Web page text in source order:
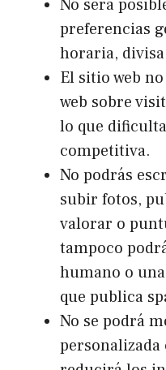
No será
preferencias
horaria,
El sitio web
web sobre
lo que
competitiva.
No podrás
subir fotos,
valorar o
tampoco
humano o
que publica
No se podrá
personalizada